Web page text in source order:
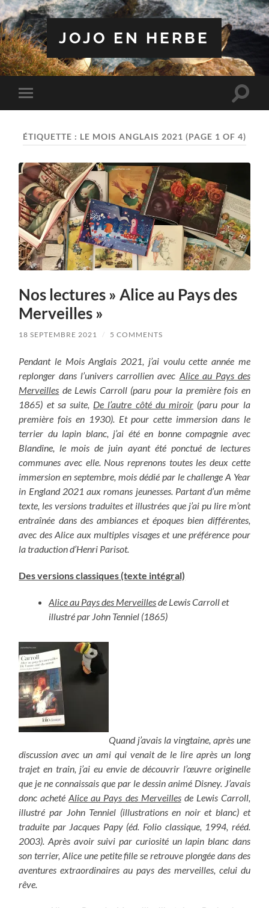
JOJO EN HERBE
Toggle
mobile
Toggle
ÉTIQUETTE : LE MOIS ANGLAIS 2021 (PAGE 1 OF 4)
Nos lectures » Alice au Pays des
Merveilles »
18 SEPTEMBRE 2021 / 5 COMMENTS
Pendant le Mois Anglais 2021, j’ai voulu cette année me
replonger dans l’univers carrollien avec Alice au Pays des
Merveilles de Lewis Carroll (paru pour la première fois en
1865) et sa suite, De l’autre côté du miroir (paru pour la
première fois en 1930). Et pour cette immersion dansle
terrier du lapin blanc, j’ai été en bonne compagnie avec
Blandine, le mois de juin ayant été ponctué de lectures
communes avec elle. Nous reprenons toutes les deux cette
immersion en septembre, mois dédié par le challenge A Year
in England 2021 aux romans jeunesses. Partant d’un même
texte, les versions traduites et illustrées que j’ai pu lire m’ont
entraînée dans des ambiances et époques bien différentes,
avec des Alice aux multiples visages et une préférence pour
la traduction d’Henri Parisot.
Des versions classiques (texte intégral)
Alice au Pays des Merveillesde Lewis Carroll et
illustré par John Tenniel (1865)
Quand j’avais la vingtaine, après une
discussion avec un ami qui venait de le lire après un long
trajet en train, j’ai eu envie de découvrir l’œuvre originelle
que je ne connaissais que par le dessin animé Disney. J’avais
donc achetéAlice au Pays des Merveillesde Lewis Carroll,
illustré par John Tenniel (illustrations en noir et blanc) et
traduite par Jacques Papy (éd. Folio classique, 1994, rééd.
2003). Après avoir suivi par curiosité un lapin blanc dans
son terrier, Alice une petite fille se retrouve plongée dans des
aventures extraordinaires au pays des merveilles, celui du
rêve.